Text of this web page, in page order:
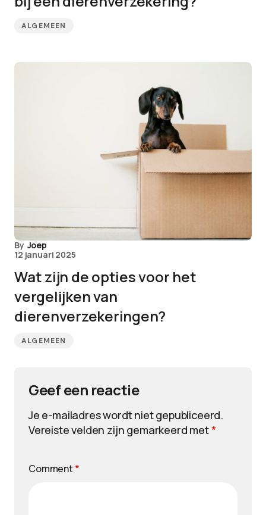
ALGEMEEN
By Joep
12 januari 2025
Wat zijn de opties voor het
vergelijken van
dierenverzekeringen?
ALGEMEEN
Geef een reactie
Je e-mailadres wordt niet gepubliceerd.
Vereiste velden zijn gemarkeerd met*
Comment *